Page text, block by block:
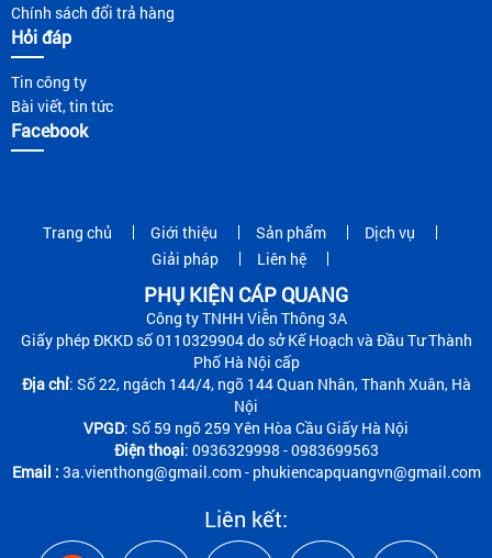
Chính sách đổi trả hàng
Hỏi đáp
Tin công ty
Bài viết, tin tức
Facebook
Trang chủ Giới thiệu Sản phẩm
Dịch vụ
Giải pháp
Liên hệ
PHỤ KIỆN CÁP QUANG
Công ty TNHH Viễn Thông 3A
Giấy phép ĐKKD số 0110329904 do sở Kế Hoạch và Đầu Tư Thành
Phố Hà Nội cấp
Địa chỉ: Số 22, ngách 144/4, ngõ 144 Quan Nhân, Thanh Xuân, Hà
Nội
VPGD: Số 59 ngõ 259 Yên Hòa Cầu Giấy Hà Nội
Điện thoại: 0936329998 - 0983699563
Email : 3a.vienthong@gmail.com - phukiencapquangvn@gmail.com
Liên kết: